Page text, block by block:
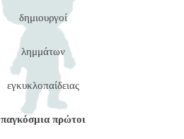
δημιουργοί
λημμάτων
εγκυκλοπαίδειας
παγκόσμια πρώτοι